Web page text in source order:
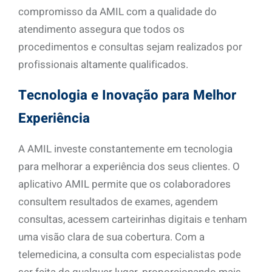
compromisso da AMIL com a qualidade do
atendimento assegura que todos os
procedimentos e consultas sejam realizados por
profissionais altamente qualificados.
Tecnologia e Inovação para Melhor
Experiência
A AMIL investe constantemente em tecnologia
para melhorar a experiência dos seus clientes. O
aplicativo AMIL permite que os colaboradores
consultem resultados de exames, agendem
consultas, acessem carteirinhas digitais e tenham
uma visão clara de sua cobertura. Com a
telemedicina, a consulta com especialistas pode